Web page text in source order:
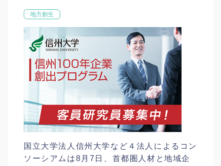
地方創生
国立大学法人信州大学など４法人によるコン
ソーシアムは8月7日、首都圏人材と地域企